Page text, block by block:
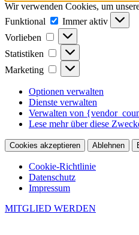
Wir verwenden Cookies, um
Funktional
Funktional
Immer aktiv
Vorlieben
Vorlieben
Statistiken Statistiken
Marketing Marketing
Optionen verwalten
Dienste verwalten
Verwalten von
Lese mehr über diese
Cookies akzeptieren Ablehnen
Cookie-Richtlinie
Datenschutz
Impressum
MITGLIED WERDEN